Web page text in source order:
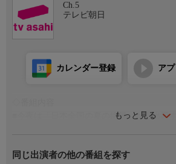
Ch.5
テレビ朝日
もっと見る
カレンダー登録 ア
■今夜は「日本全国の夏の絶景」から出題
み海道!千葉県・九十九里浜!日本を代表す
同じ出演者の他の番組を探す